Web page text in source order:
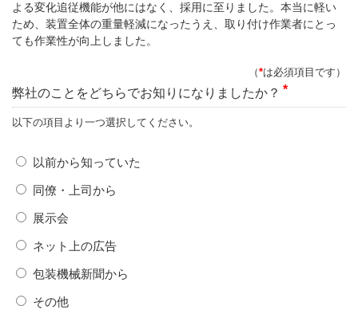
よる変化追従機能が他にはなく、採用に至りました。本当に軽い
ため、装置全体の重量軽減になったうえ、取り付け作業者にとっ
ても作業性が向上しました。